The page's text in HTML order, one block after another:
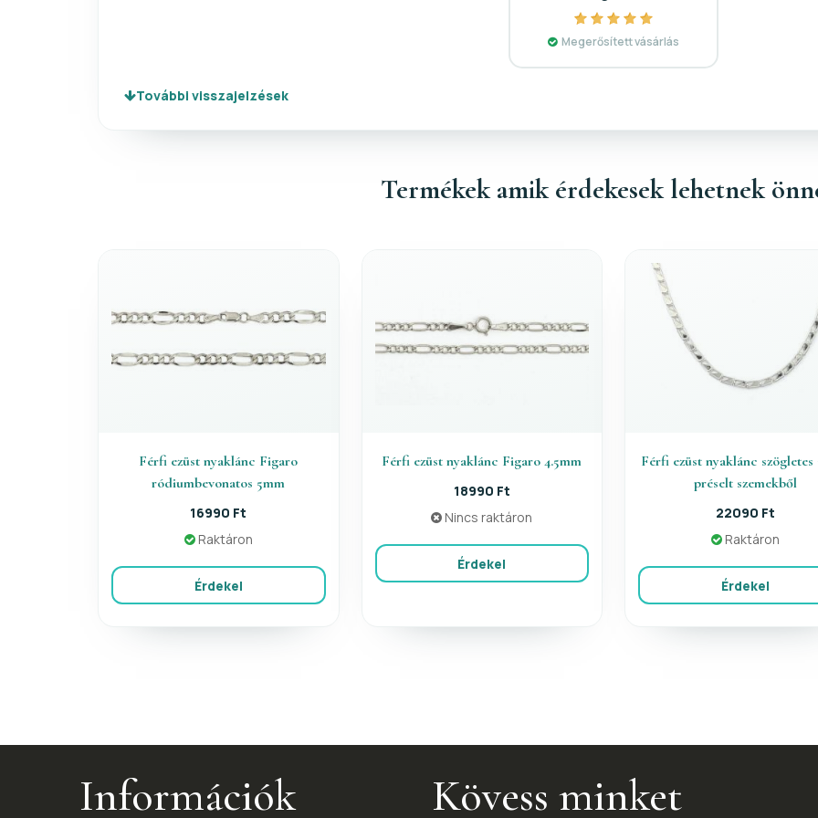
Megerősített vásárlás
További visszajelzések
Termékek amik érdekesek lehetnek
Férfi ezüst nyaklánc Figaro
ródiumbevonatos 5mm
16990 Ft
Raktáron
Érdekel
Férfi ezüst nyaklánc Figaro 4.5mm
18990 Ft
Nincs raktáron
Érdekel
Férfi ezüst nyaklánc
préselt szemekből
22090 Ft
Raktáron
Érdekel
Információk Kövess minket